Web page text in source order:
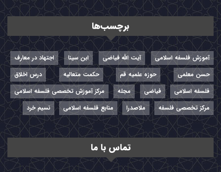
برچسب‌ها
آموزش فلسفه اسلامی آیت الله فیاضی ابن سینا
اجتهاد در معارف
حسن معلمی
حوزه علمیه قم حکمت متعالیه
درس اخلاق
فلسفه اسلامی
فیاضی مجله
مرکز آموزش تخصصی فلسفه اسلامی
مرکز تخصصی فلسفه
ملاصدرا منابع فلسفه اسلامی نسیم خرد
تماس با ما